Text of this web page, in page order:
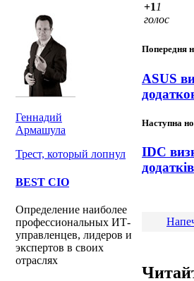
Геннадий
Армашула
Трест, который лопнул
BEST CIO
Определение наиболее
профессиональных ИТ-
управленцев, лидеров и
экспертов в своих
отраслях
+1 1
голос
Попередня
ASUS
Наступна
IDC